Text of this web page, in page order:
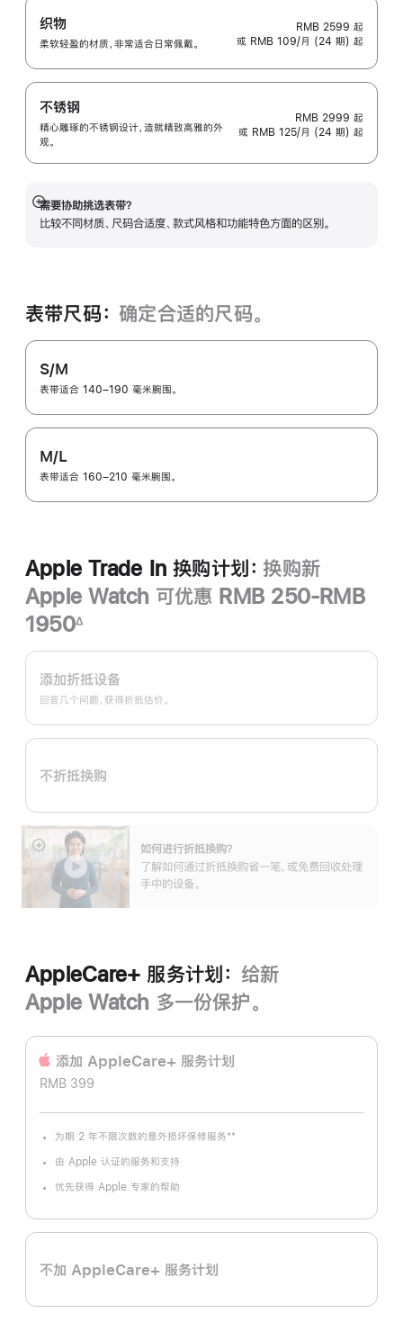
织物
柔软轻盈的材质，非常适合日常佩戴。
RMB 2599 起
或 RMB 109/月 (24 期) 起
不锈钢
精心雕琢的不锈钢设计，造就精致高雅的外
观。
RMB 2999 起
或 RMB 125/月 (24 期) 起
需要协助挑选表带？
比较不同材质、尺码合适度、款式风格和功能特色方面的区别。
展
开
表带尺码： 确定合适的尺码。
S/M
表带适合 140–190 毫米腕围。
M/L
表带适合 160–210 毫米腕围。
Apple Trade In 换购计划： 换购新
Apple Watch 可优惠 RMB 250-RMB
1950
注
∆
Apple
Trade
换
购
划：
添加折抵设备
回答几个问题，获得折抵估价。
不折抵换购
如何进行折抵换购？
了解如何通过折抵换购省一笔，或免费回收处理
手中的设备。
展
AppleCare+ 服务计划： 给新
Apple Watch 多一份保护。
添加 AppleCare+ 服务计‍划
RMB 399
为期 2 年不限次数的意外损坏保修服务
注
**
由 Apple 认证的服务和支持
优先获得 Apple 专家的帮助
不加 AppleCare+ 服务计划